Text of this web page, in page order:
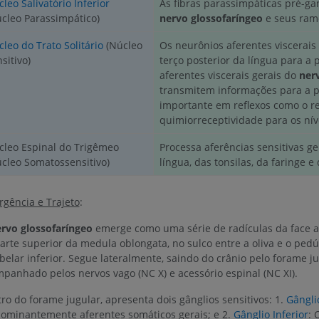
Salivatório Inferior
Parassimpático)
As fibras parassimpáticas pré-
nervo glossofaríngeo e seus
do Trato Solitário(Núcleo
Os neurônios aferentes
terço posterior da língua para a
aferentes viscerais gerais do
transmitem informações para a
importante em reflexos como o
quimiorreceptividade para os
Espinal do Trigêmeo
Somatossensitivo)
Processa aferências sensitivas
língua, das tonsilas, da faringe e
e Trajeto:
glossofaríngeo emerge como uma série de radículas da face
superior da medula oblongata, no sulco entre a oliva e o
inferior. Segue lateralmente, saindo do crânio pelo forame
pelos nervos vago (NC X) e acessório espinal (NC XI).
do forame jugular, apresenta dois gânglios sensitivos: 1.
aferentes somáticos gerais; e 2. Gânglio Inferior:
IRM do membro superior
IRM do ombro
IRM
PREMIUM
IRM
MEMBRO INFERIOR
Membro
Ilustrações
Radiografias
inferior
Radiografias
GRÁTIS
IRM do